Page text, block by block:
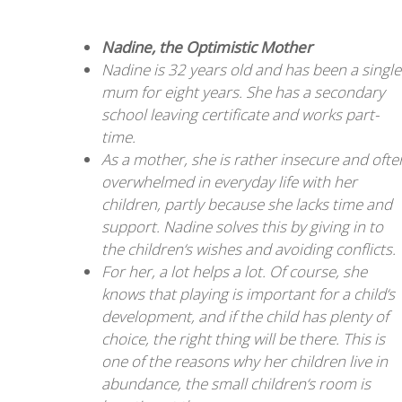
Nadine, the Optimistic Mother
Nadine is 32 years old and has been a single
mum for eight years. She has a secondary
school leaving certificate and works part-
time.
As a mother, she is rather insecure and
overwhelmed in everyday life with her
children, partly because she lacks time and
support. Nadine solves this by giving in to
the children‘s wishes and avoiding conflicts.
For her, a lot helps a lot. Of course, she
knows that playing is important for a child‘s
development, and if the child has plenty of
choice, the right thing will be there. This is
one of the reasons why her children live in
abundance, the small children‘s room is